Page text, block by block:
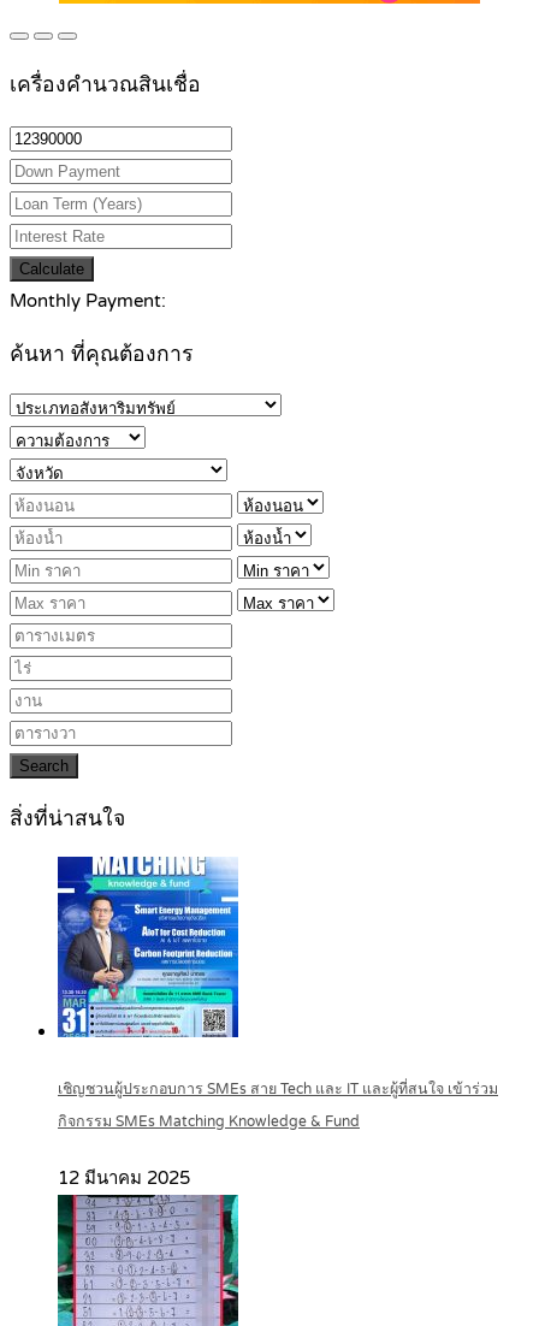
เครื่องคำนวณสินเชื่อ
Calculate
Monthly Payment:
ค้นหา ที่คุณต้องการ
Search
สิ่งที่น่าสนใจ
เชิญชวนผู้ประกอบการ SMEs สาย Tech และ IT และผู้ที่สนใจ เข้าร่วม
กิจกรรม SMEs Matching Knowledge & Fund
12 มีนาคม 2025